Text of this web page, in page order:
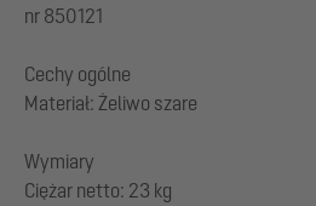
nr 850121
Cechy ogólne
Materiał: Żeliwo szare
Wymiary
Ciężar netto: 23 kg